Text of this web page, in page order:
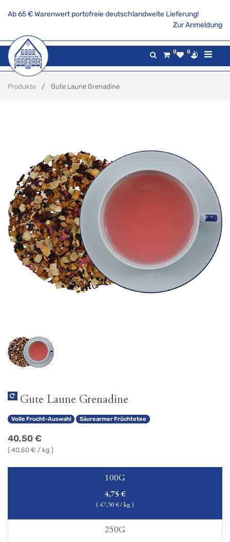
Ab 65 € Warenwert portofreie deutschlandweite Lieferung!
Zur Anmeldung
0 0
Produkte Gute Laune Grenadine
Gute Laune Grenadine
Volle Frucht-Auswahl Säurearmer Früchtetee
40,50 €
( 40,50 € / kg )
100G
4,75 €
( 47,50 € / kg )
250G